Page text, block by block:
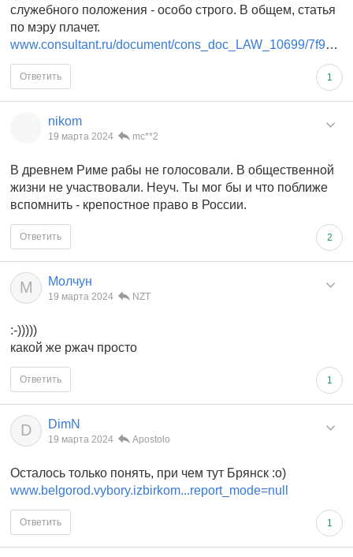
служебного положения - особо строго. В общем, статья
по мэру плачет.
www.consultant.ru/document/cons_doc_LAW_10699/7f9d47f037e2f1e9d101b64df440d4e14f6bdbc8/
1
Ответить
nikom
19 марта 2024 mc**2
В древнем Риме рабы не голосовали. В общественной
жизни не участвовали. Неуч. Ты мог бы и что поближе
вспомнить - крепостное право в России.
2
Ответить
М Молчун
19 марта 2024 NZT
:-)))))
какой же ржач просто
1
Ответить
D DimN
19 марта 2024 Apostolo
Осталось только понять, при чем тут Брянск :о)
www.belgorod.vybory.izbirkom...report_mode=null
1
Ответить